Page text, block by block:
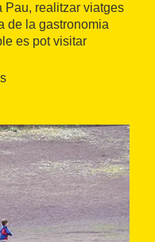
Pau, realitzar viatges
de la gastronomia
es pot visitar
es pot visitar en